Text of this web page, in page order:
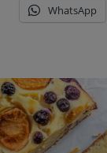
WhatsApp